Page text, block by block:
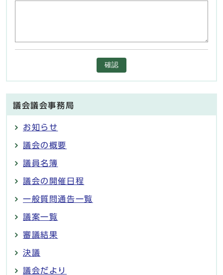
確認
議会議会事務局
お知らせ
議会の概要
議員名簿
議会の開催日程
一般質問通告一覧
議案一覧
審議結果
決議
議会だより